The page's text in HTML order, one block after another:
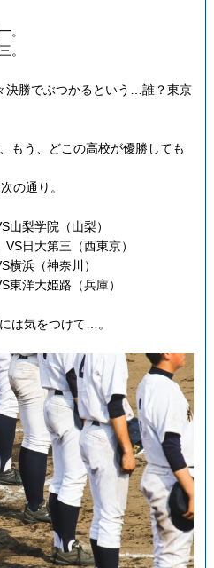
。
。
決勝でぶつかるという…誰？東京
もう、どこの高校が優勝しても
の通り。
山梨学院（山梨）
日大第三（西東京）
横浜（神奈川）
東洋大姫路（兵庫）
は気をつけて…。